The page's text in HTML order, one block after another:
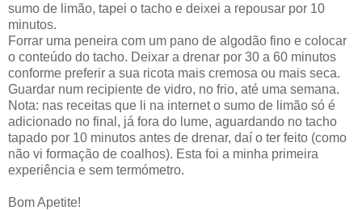
sumo de limão, tapei o tacho e deixei a repousar por 10
minutos.
Forrar uma peneira com um pano de algodão fino e colocar
o conteúdo do tacho. Deixar a drenar por 30 a 60 minutos
conforme preferir a sua ricota mais cremosa ou mais seca.
Guardar num recipiente de vidro, no frio, até uma semana.
Nota: nas receitas que li na internet o sumo de limão só é
adicionado no final, já fora do lume, aguardando no tacho
tapado por 10 minutos antes de drenar, daí o ter feito (como
não vi formação de coalhos). Esta foi a minha primeira
experiência e sem termómetro.
Bom Apetite!